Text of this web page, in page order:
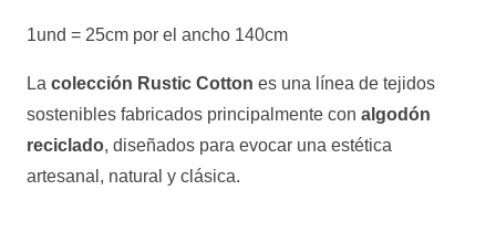
1und = 25cm por el ancho 140cm
La colección Rustic Cotton es una línea de tejidos
sostenibles fabricados principalmente con algodón
reciclado, diseñados para evocar una estética
artesanal, natural y clásica.